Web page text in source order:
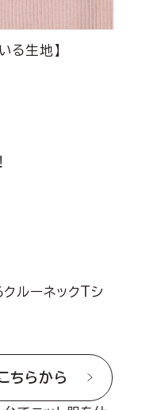
る生地】
ルーネックTシ
ちらから